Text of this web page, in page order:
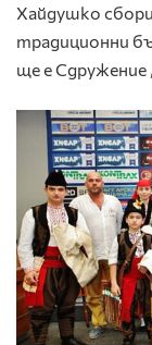
Хайдушко
традиционни
ще е Сдружение